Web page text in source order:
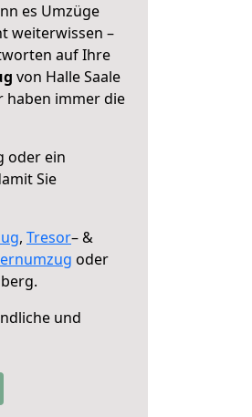
es Umzüge
weiterwissen –
auf Ihre
von Halle Saale
haben immer die
oder ein
Sie
, Tresor– &
oder
und